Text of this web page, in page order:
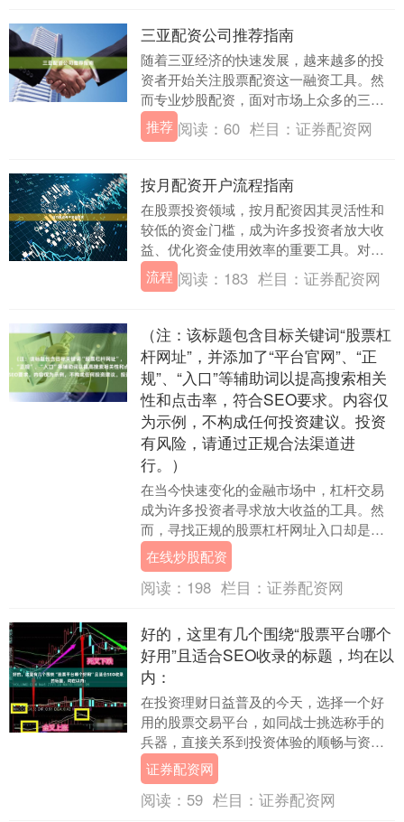
三亚配资公司推荐指南
随着三亚经济的快速发展，越来越多的投
资者开始关注股票配资这一融资工具。然
而专业炒股配资，面对市场上众多的三亚
配资公司，如何选择一家安全、合规、服
务优质的配资平台....
推荐 阅读：60 栏目：证券配资网
按月配资开户流程指南
在股票投资领域，按月配资因其灵活性和
较低的资金门槛，成为许多投资者放大收
益、优化资金使用效率的重要工具。对于
初次接触按月配资的投资者而言，了解清
晰、规范的开户流....
流程 阅读： 183 栏目：证券配资网
（注：该标题包含目标关键词“股票杠
杆网址”，并添加了“平台官网”、“正
规”、“入口”等辅助词以提高搜索相关
性和点击率，符合SEO要求。内容仅
为示例，不构成任何投资建议。投资
有风险，请通过正规合法渠道进
行。）
在当今快速变化的金融市场中，杠杆交易
成为许多投资者寻求放大收益的工具。然
而，寻找正规的股票杠杆网址入口却是一
项需要谨慎对待的任务。本文将为您详细
介绍如何识别和访....
在线炒股配资
阅读： 198 栏目： 证券配资网
好的，这里有几个围绕“股票平台哪个
好用”且适合SEO收录的标题，均在以
内：
在投资理财日益普及的今天，选择一个好
用的股票交易平台，如同战士挑选称手的
兵器，直接关系到投资体验的顺畅与资金
的安全。面对市场上琳琅满目的券商APP
和在线平台，许....
证券配资网
阅读： 59 栏目： 证券配资网